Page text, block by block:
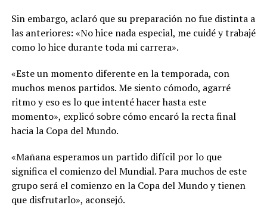
Sin embargo, aclaró que su preparación no fue distinta a
las anteriores: «No hice nada especial, me cuidé y trabajé
como lo hice durante toda mi carrera».
«Este un momento diferente en la temporada, con
muchos menos partidos. Me siento cómodo, agarré
ritmo y eso es lo que intenté hacer hasta este
momento», explicó sobre cómo encaró la recta final
hacia la Copa del Mundo.
«Mañana esperamos un partido difícil por lo que
significa el comienzo del Mundial. Para muchos de este
grupo será el comienzo en la Copa del Mundo y tienen
que disfrutarlo», aconsejó.